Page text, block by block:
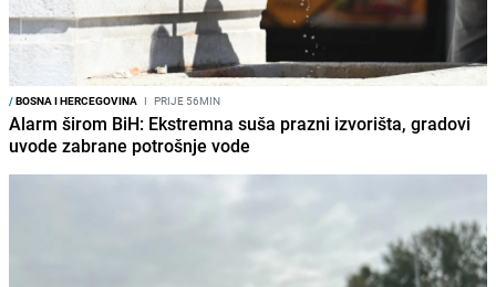
/BOSNA I HERCEGOVINA I PRIJE 56MIN
Alarm širom BiH: Ekstremna suša prazni izvorišta, gradovi
uvode zabrane potrošnje vode